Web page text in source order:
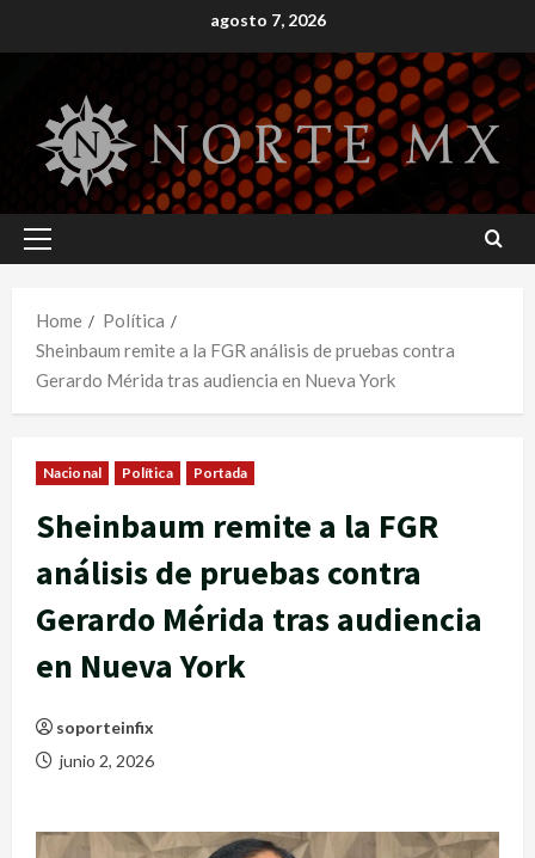
to
agosto 7, 2026
Primary
Home
Política
Sheinbaum remite a la FGR análisis de pruebas contra
Gerardo Mérida tras audiencia en Nueva York
Nacional Política Portada
Sheinbaum remite a la FGR
análisis de pruebas contra
Gerardo Mérida tras audiencia
en Nueva York
soporteinfix
junio 2, 2026